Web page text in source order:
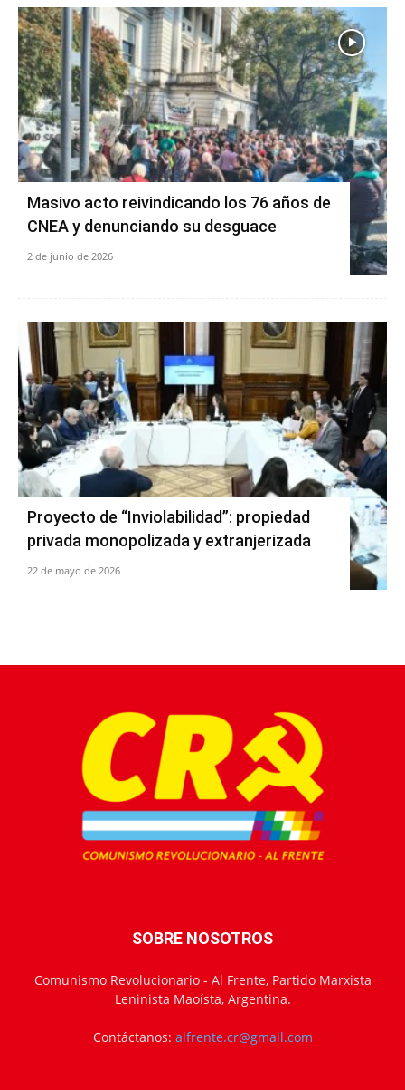
Masivo acto reivindicando los 76 años de
CNEA y denunciando su desguace
2 de junio de 2026
Proyecto de “Inviolabilidad”: propiedad
privada monopolizada y extranjerizada
22 de mayo de 2026
SOBRE NOSOTROS
Comunismo Revolucionario - Al Frente, Partido Marxista
Leninista Maoísta, Argentina.
Contáctanos: alfrente.cr@gmail.com